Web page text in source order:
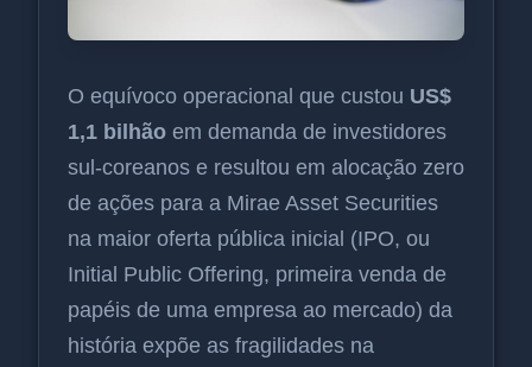
O equívoco operacional que custou US$
1,1 bilhão em demanda de investidores
sul-coreanos e resultou em alocação zero
de ações para a Mirae Asset Securities
na maior oferta pública inicial (IPO, ou
Initial Public Offering, primeira venda de
papéis de uma empresa ao mercado) da
história expõe as fragilidades na